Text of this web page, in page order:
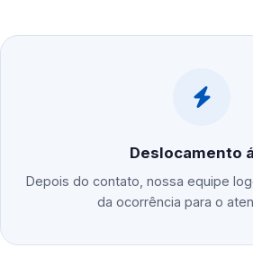
Deslocamento
Depois do contato, nossa equipe
da ocorrência para o